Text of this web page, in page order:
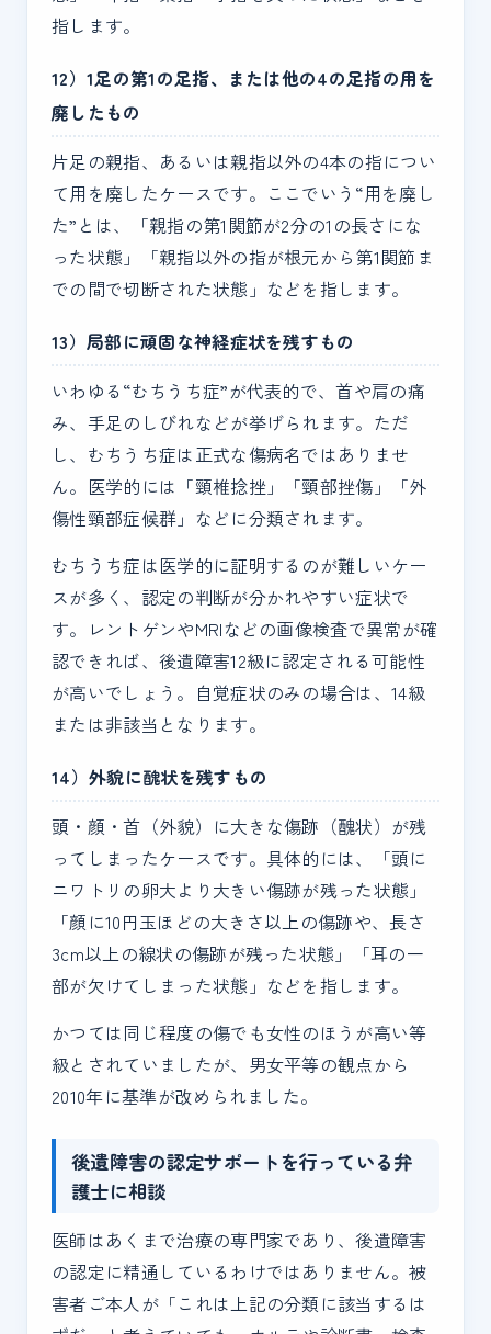
指します。
12）1足の第1の足指、または他の4の足指の用を
廃したもの
片足の親指、あるいは親指以外の4本の指につい
て用を廃したケースです。ここでいう“用を廃し
た”とは、「親指の第1関節が2分の1の長さにな
った状態」「親指以外の指が根元から第1関節ま
での間で切断された状態」などを指します。
13）局部に頑固な神経症状を残すもの
いわゆる“むちうち症”が代表的で、首や肩の痛
み、手足のしびれなどが挙げられます。ただ
し、むちうち症は正式な傷病名ではありませ
ん。医学的には「頸椎捻挫」「頸部挫傷」「外
傷性頸部症候群」などに分類されます。
むちうち症は医学的に証明するのが難しいケー
スが多く、認定の判断が分かれやすい症状で
す。レントゲンやMRIなどの画像検査で異常が確
認できれば、後遺障害12級に認定される可能性
が高いでしょう。自覚症状のみの場合は、14級
または非該当となります。
14）外貌に醜状を残すもの
頭・顔・首（外貌）に大きな傷跡（醜状）が残
ってしまったケースです。具体的には、「頭に
ニワトリの卵大より大きい傷跡が残った状態」
「顔に10円玉ほどの大きさ以上の傷跡や、長さ
3cm以上の線状の傷跡が残った状態」「耳の一
部が欠けてしまった状態」などを指します。
かつては同じ程度の傷でも女性のほうが高い等
級とされていましたが、男女平等の観点から
2010年に基準が改められました。
後遺障害の認定サポートを行っている弁
護士に相談
医師はあくまで治療の専門家であり、後遺障害
の認定に精通しているわけではありません。被
害者ご本人が「これは上記の分類に該当するは